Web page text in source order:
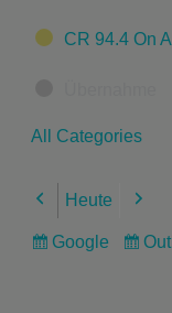
CR 94.4 On
All Categories
Previous
Heute Next
Subscribe
Google